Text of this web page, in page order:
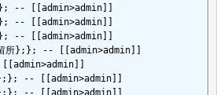
-- [[admin>admin]]
-- [[admin>admin]]
-- [[admin>admin]]
};}; -- [[admin>admin]]
-- [[admin>admin]]
-- [[admin>admin]]